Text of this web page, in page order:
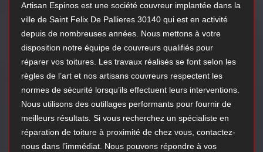
Artisan Espinos est une société couvreur implantée dans la
ville de Saint Felix De Pallieres 30140 qui est en activité
depuis de nombreuses années. Nous mettons à votre
disposition notre équipe de couvreurs qualifiés pour
réparer vos toitures. Les travaux réalisés se font selon les
règles de l’art et nos artisans couvreurs respectent les
normes de sécurité lorsqu’ils effectuent leurs interventions.
Nous utilisons des outillages performants pour fournir de
meilleurs résultats. Si vous recherchez un spécialiste en
réparation de toiture à proximité de chez vous, contactez-
nous dans l’immédiat. Nous pouvons répondre à vos